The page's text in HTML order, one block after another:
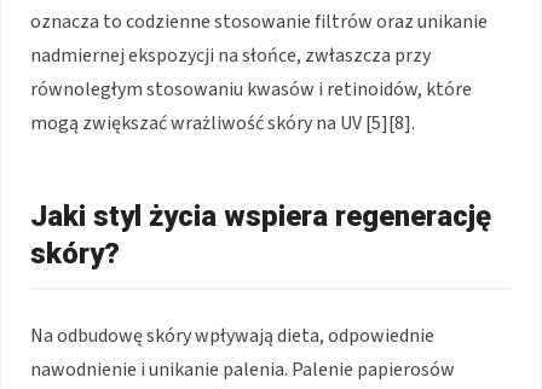
oznacza to codzienne stosowanie filtrów oraz unikanie
nadmiernej ekspozycji na słońce, zwłaszcza przy
równoległym stosowaniu kwasów i retinoidów, które
mogą zwiększać wrażliwość skóry na UV [5][8].
Jaki styl życia wspiera regenerację
skóry?
Na odbudowę skóry wpływają dieta, odpowiednie
nawodnienie i unikanie palenia. Palenie papierosów